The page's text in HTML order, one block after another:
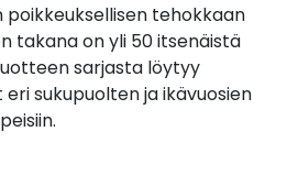
tehokkaan
takana on yli 50 itsenäistä
sarjasta löytyy
sukupuolten ja ikävuosien